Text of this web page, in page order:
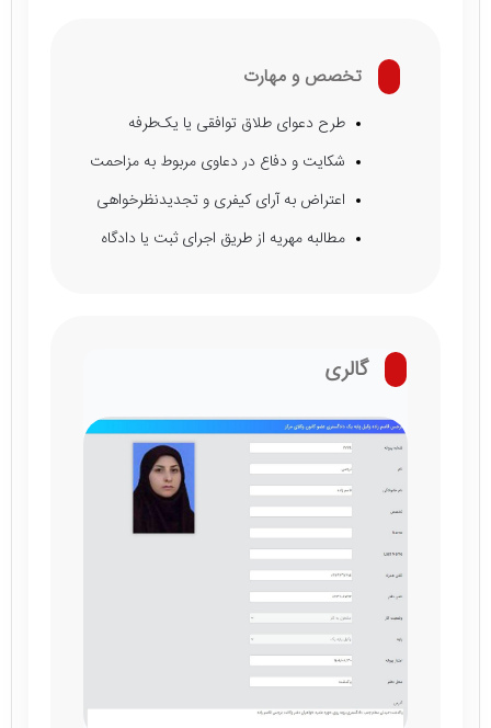
تخصص و مهارت
طرح دعوای طلاق توافقی یا یک‌طرفه
شکایت و دفاع در دعاوی مربوط به مزاحمت
اعتراض به آرای کیفری و تجدیدنظرخواهی
مطالبه مهریه از طریق اجرای ثبت یا دادگاه
گالری